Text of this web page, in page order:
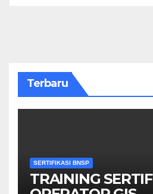
Terbaru
SERTIFIKASI BNSP
TRAINING